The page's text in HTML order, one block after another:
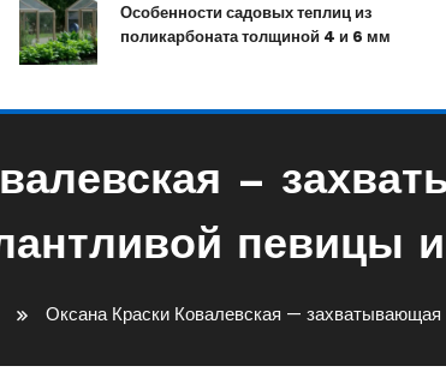
Особенности садовых теплиц из
поликарбоната толщиной 4 и 6 мм
—
певицы
Оксана Краски Ковалевская —